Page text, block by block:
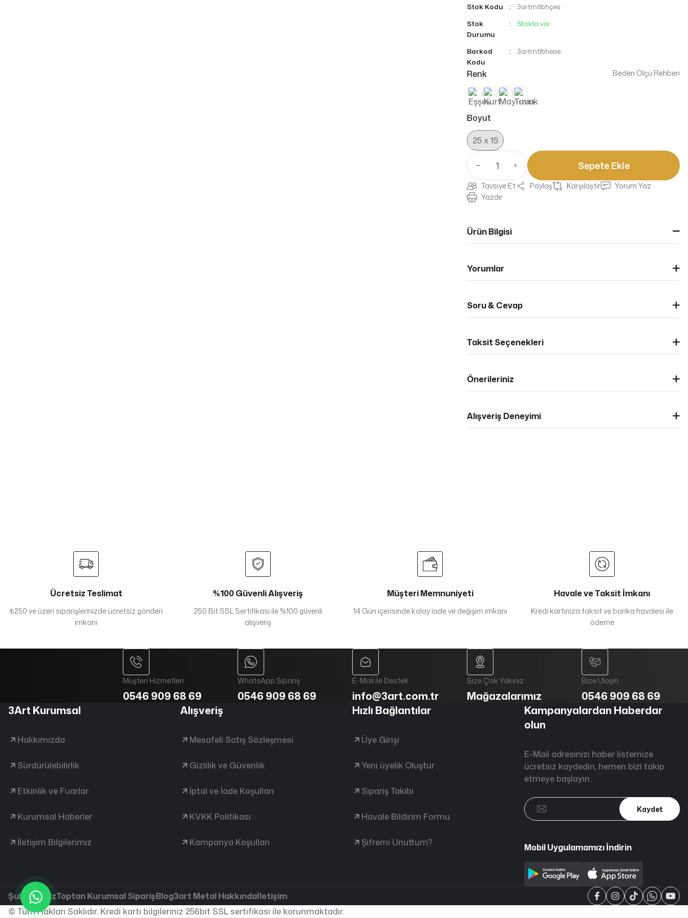
Stok Kodu
3artmtlbhçea
Stok
Durumu
Stokta var
Barkod
Kodu
3artmtlbheae
Renk
Boyut
25 x 15
Beden Ölçü Rehberi
Sepete Ekle
Tavsiye Et Paylaş Karşılaştır
Yorum Yaz
Yazdır
Ürün Bilgisi
Yorumlar
Soru & Cevap
Taksit Seçenekleri
Önerileriniz
Alışveriş Deneyimi
Ücretsiz Teslimat
₺250 ve üzeri siparişlerinizde ücretsiz gönderi
imkanı
%100 Güvenli Alışveriş
250 Bit SSL Sertifikası ile %100 güvenli
alışveriş
Müşteri Memnuniyeti
14 Gün içerisinde kolay iade ve değişim imkanı
Havale ve Taksit İmkanı
Kredi kartınıza taksit ve banka havalesi ile
ödeme
Müşteri Hizmetleri
0546 909 68 69
WhatsApp Sipariş
0546 909 68 69
E-Mail ile Destek
info@3art.com.tr
Size Çok Yakınız
Mağazalarımız
Bize Ulaşın
0546 909 68 69
3Art Kurumsal
Hakkımızda
Sürdürülebilirlik
Etkinlik ve Fuarlar
Kurumsal Haberler
İletişim Bilgilerimiz
Alışveriş
Mesafeli Satış Sözleşmesi
Gizlilik ve Güvenlik
İptal ve İade Koşulları
KVKK Politikası
Kampanya Koşulları
Hızlı Bağlantılar
Üye Girişi
Yeni üyelik Oluştur
Sipariş Takibi
Havale Bildirim Formu
Şifremi Unuttum?
Kampanyalardan Haberdar
olun
E-Mail adresinizi haber listemize
ücretsiz kaydedin, hemen bizi takip
etmeye başlayın.
Kaydet
Mobil Uygulamamızı İndirin
ŞubelerimizToptan Kurumsal SiparişBlog3art Metal Hakkındaİletişim
© Tüm Hakları Saklıdır. Kredi kartı bilgileriniz 256bit SSL sertifikası ile korunmaktadır.